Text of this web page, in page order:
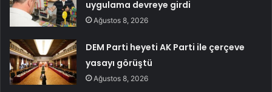
uygulama devreye girdi
Ağustos 8, 2026
DEM Parti heyeti AK Parti ile çerçeve
yasayı görüştü
Ağustos 8, 2026